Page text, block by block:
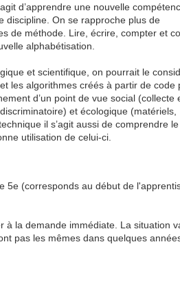
d’apprendre une nouvelle
discipline. On se rapproche plus de
de méthode. Lire, écrire, compter et
alphabétisation.
et scientifique, on pourrait le
les algorithmes créés à partir de code
d’un point de vue social (collecte
et écologique (matériels,
il s’agit aussi de comprendre le
utilisation de celui-ci.
5e (corresponds au début de
la demande immédiate. La situation
pas les mêmes dans quelques